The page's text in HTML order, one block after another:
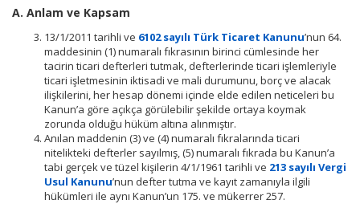
A. Anlam ve Kapsam
13/1/2011 tarihli ve 6102 sayılı Türk Ticaret Kanunu’nun 64.
maddesinin (1) numaralı fıkrasının birinci cümlesinde her
tacirin ticari defterleri tutmak, defterlerinde ticari işlemleriyle
ticari işletmesinin iktisadi ve mali durumunu, borç ve alacak
ilişkilerini, her hesap dönemi içinde elde edilen neticeleri bu
Kanun’a göre açıkça görülebilir şekilde ortaya koymak
zorunda olduğu hüküm altına alınmıştır.
Anılan maddenin (3) ve (4) numaralı fıkralarında ticari
nitelikteki defterler sayılmış, (5) numaralı fıkrada bu Kanun’a
tabi gerçek ve tüzel kişilerin 4/1/1961 tarihli ve 213 sayılı Vergi
Usul Kanunu’nun defter tutma ve kayıt zamanıyla ilgili
hükümleri ile aynı Kanun’un 175. ve mükerrer 257.